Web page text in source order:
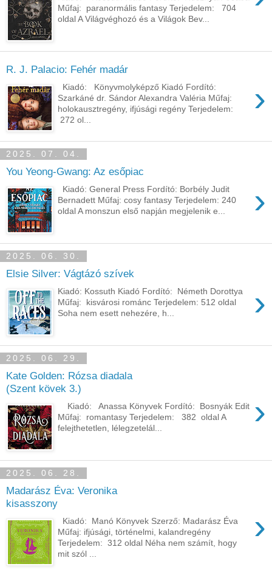
Műfaj: paranormális fantasy Terjedelem: 704
oldal A ​Világvéghozó és a Világok Bev...
R. J. Palacio: Fehér madár
›
Kiadó: Könyvmolyképző Kiadó Fordító:
Szarkáné dr. Sándor Alexandra Valéria Műfaj:
holokausztregény, ifjúsági regény Terjedelem:
272 ol...
2025. 07. 04.
You Yeong-Gwang: Az esőpiac
›
Kiadó: General Press Fordító: Borbély Judit
Bernadett Műfaj: cosy fantasy Terjedelem: 240
oldal A ​monszun első napján megjelenik e...
2025. 06. 30.
Elsie Silver: Vágtázó szívek
›
Kiadó: Kossuth Kiadó Fordító: Németh Dorottya
Műfaj: kisvárosi románc Terjedelem: 512 oldal
Soha nem esett nehezére, h...
2025. 06. 29.
Kate Golden: Rózsa diadala
(Szent kövek 3.)
›
Kiadó: Anassa Könyvek Fordító: Bosnyák Edit
Műfaj: romantasy Terjedelem: 382 oldal A ​
felejthetetlen, lélegzetelál...
2025. 06. 28.
Madarász Éva: Veronika
kisasszony
›
Kiadó: Manó Könyvek Szerző: Madarász Éva
Műfaj: ifjúsági, történelmi, kalandregény
Terjedelem: 312 oldal Néha nem számít, hogy
mit szól ...